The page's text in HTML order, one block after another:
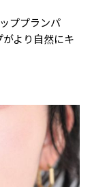
ププランパ
より自然にキ